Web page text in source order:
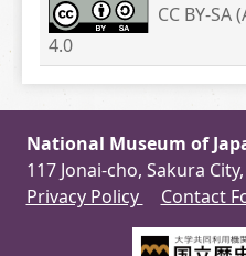
CC BY-
4.0
National Museum of
117 Jonai-cho, Sakura
Privacy Policy
Contact